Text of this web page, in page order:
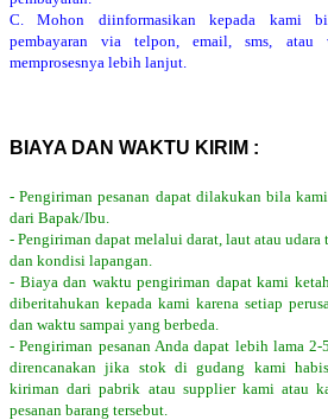
C. Mohon diinformasikan kepada kami
pembayaran via telpon, email, sms,
memprosesnya lebih lanjut.
BIAYA DAN WAKTU KIRIM :
- Pengiriman pesanan dapat dilakukan bila
dari Bapak/Ibu.
- Pengiriman dapat melalui darat, laut atau
dan kondisi lapangan.
- Biaya dan waktu pengiriman dapat kami
diberitahukan kepada kami karena setiap
dan waktu sampai yang berbeda.
- Pengiriman pesanan Anda dapat lebih lama
direncanakan jika stok di gudang kami
kiriman dari pabrik atau supplier kami atau
pesanan barang tersebut.